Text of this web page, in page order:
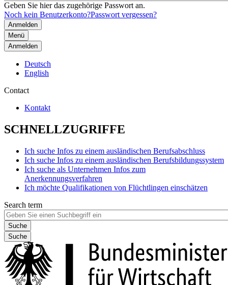
Geben Sie hier das zugehörige Passwort an.
Noch kein Benutzerkonto?Passwort vergessen?
Menü
Anmelden
Deutsch
English
Contact
Kontakt
SCHNELLZUGRIFFE
Ich suche Infos zu einem ausländischen Berufsabschluss
Ich suche Infos zu einem ausländischen Berufsbildungssystem
Ich suche als Unternehmen Infos zum
Anerkennungsverfahren
Ich möchte Qualifikationen von Flüchtlingen einschätzen
Search term
Suche